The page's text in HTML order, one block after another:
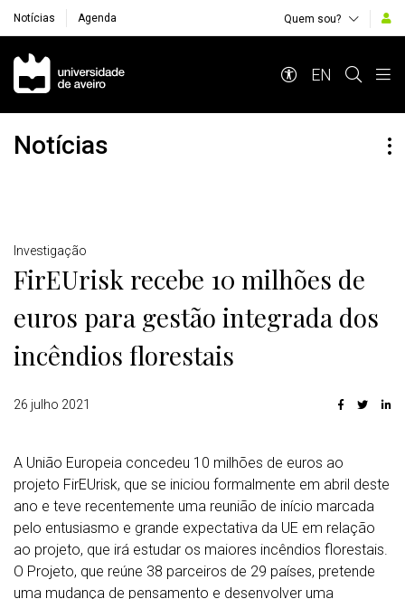
Notícias Agenda Quem sou?
Navegação Principal
EN
Notícias
Detalhes
Investigação
FirEUrisk recebe 10 milhões de
euros para gestão integrada dos
incêndios florestais
26 julho 2021
A União Europeia concedeu 10 milhões de euros ao
projeto FirEUrisk, que se iniciou formalmente em abril deste
ano e teve recentemente uma reunião de início marcada
pelo entusiasmo e grande expectativa da UE em relação
ao projeto, que irá estudar os maiores incêndios florestais.
O Projeto, que reúne 38 parceiros de 29 países, pretende
uma mudança de pensamento e desenvolver uma